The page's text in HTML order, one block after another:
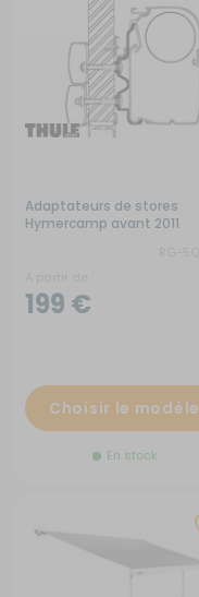
Adaptateurs de stores
Hymercamp avant 2011
199 €
Choisir le modèle
En stock